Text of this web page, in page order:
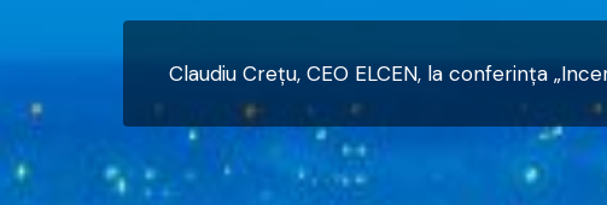
Claudiu Crețu, CEO ELCEN, la conferința